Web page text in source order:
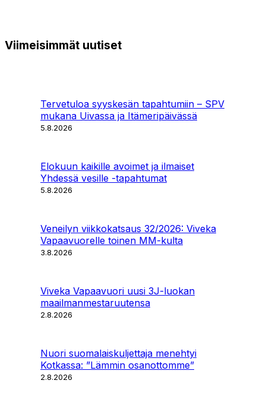
Viimeisimmät uutiset
Tervetuloa syyskesän tapahtumiin – SPV
mukana Uivassa ja Itämeripäivässä
5.8.2026
Elokuun kaikille avoimet ja ilmaiset
Yhdessä vesille -tapahtumat
5.8.2026
Veneilyn viikkokatsaus 32/2026: Viveka
Vapaavuorelle toinen MM-kulta
3.8.2026
Viveka Vapaavuori uusi 3J-luokan
maailmanmestaruutensa
2.8.2026
Nuori suomalaiskuljettaja menehtyi
Kotkassa: ”Lämmin osanottomme”
2.8.2026